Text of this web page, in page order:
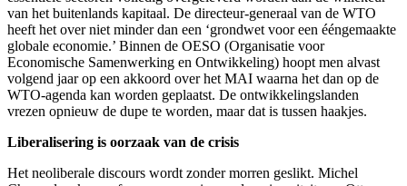
van het buitenlands kapitaal. De directeur-generaal van de WTO
heeft het over niet minder dan een ‘grondwet voor een ééngemaakte
globale economie.’ Binnen de OESO (Organisatie voor
Economische Samenwerking en Ontwikkeling) hoopt men alvast
volgend jaar op een akkoord over het MAI waarna het dan op de
WTO-agenda kan worden geplaatst. De ontwikkelingslanden
vrezen opnieuw de dupe te worden, maar dat is tussen haakjes.
Liberalisering is oorzaak van de crisis
Het neoliberale discours wordt zonder morren geslikt. Michel